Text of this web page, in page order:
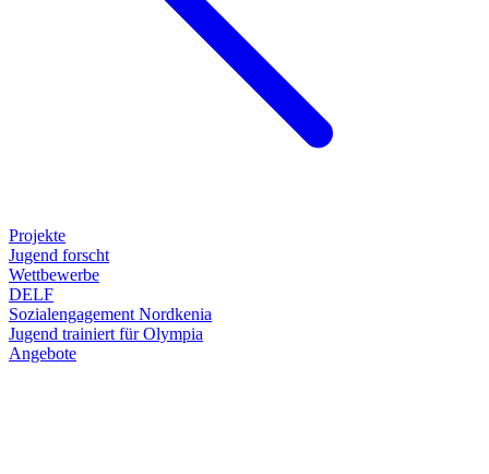
Projekte
Jugend forscht
Wettbewerbe
DELF
Sozialengagement Nordkenia
Jugend trainiert für Olympia
Angebote